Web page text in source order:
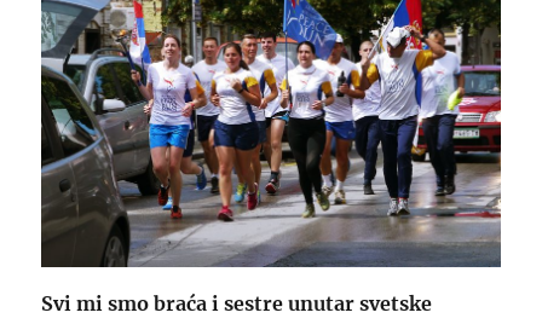
Svi mi smo braća i sestre unutar svetske